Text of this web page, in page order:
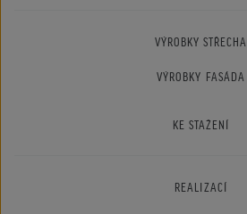
VÝROBKY STŘECHA
VÝROBKY FASÁDA
KE STAŽENÍ
REALIZACÍ